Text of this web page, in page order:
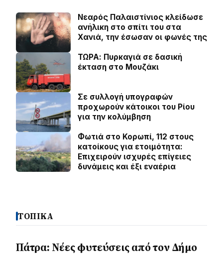
Νεαρός Παλαιστίνιος κλείδωσε
ανήλικη στο σπίτι του στα
Χανιά, την έσωσαν οι φωνές της
ΤΩΡΑ: Πυρκαγιά σε δασική
έκταση στο Μουζάκι
Σε συλλογή υπογραφών
προχωρούν κάτοικοι του Ρίου
για την κολύμβηση
Φωτιά στο Κορωπί, 112 στους
κατοίκους για ετοιμότητα:
Επιχειρούν ισχυρές επίγειες
δυνάμεις και έξι εναέρια
ΤΟΠΙΚΑ
Πάτρα: Νέες φυτεύσεις από τον Δήμο